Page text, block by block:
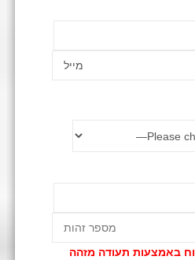
באמצעות תעודה מזהה